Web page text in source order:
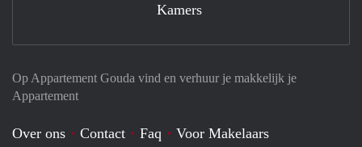
Op Appartement Gouda vind en verhuur je makkelijk je
Appartement
Over ons Contact Faq
Voor Makelaars
Kamers